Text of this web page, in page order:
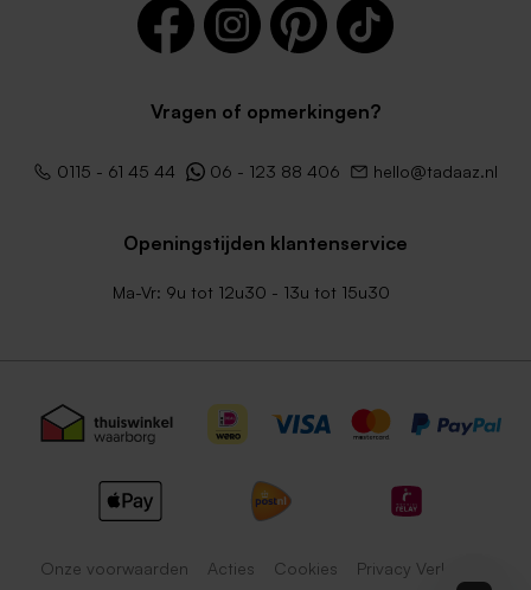
Vragen of opmerkingen?
0115 - 61 45 44 06 - 123 88 406 hello@tadaaz.nl
Openingstijden klantenservice
Ma-Vr: 9u tot 12u30 - 13u tot 15u30
Onze voorwaarden Acties Cookies Privacy Verklaring